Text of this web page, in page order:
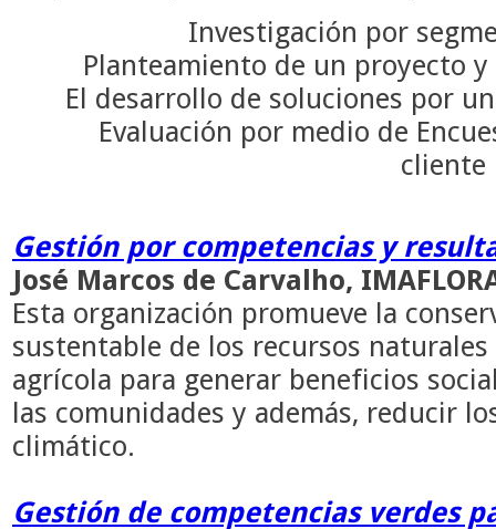
Investigación por
Planteamiento de un proyecto
El desarrollo de soluciones por
Evaluación por medio de
cliente
Gestión por competencias y
José Marcos de Carvalho,
Esta organización promueve la
sustentable de los recursos
agrícola para generar beneficios
las comunidades y además, reducir
climático.
Gestión de competencias verdes